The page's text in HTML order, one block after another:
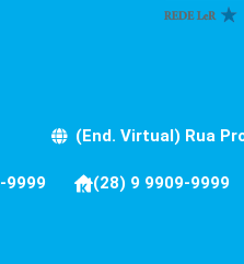
(End. Virtual) Rua
9999
(28) 9 9909-9999